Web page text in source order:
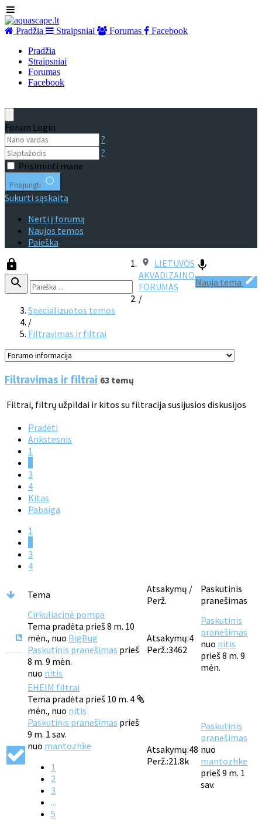
Pradžia Straipsniai Forumas
Facebook
Pradžia
Straipsniai
Forumas
Facebook
Forum Login
?
?
Prisiminti mane
Prisijungti
Sukurti sąskaitą
Nerti į forumą
Naujos temos
Paieška
Nauja tema
LIETUVOS
AKVADIZAINO
FORUMAS
/
Specializuotos temos
/
Filtravimas ir filtrai
Filtravimas ir filtrai 63 temų
Filtrai, filtrų užpildai ir kitos su filtracija susijusios diskusijos
Pradėti
Ankstesnis
1
3
4
Kitas
Pabaiga
1
3
4
Tema
Atsakymų /
Perž.
Paskutinis
pranešimas
Cirkuliacinė pompa
Tema pradėta prieš 8 m. 10
mėn., nuo BigBug
Paskutinis pranešimas prieš
8 m. 9 mėn.
nuo nitis
Atsakymų:4
Perž.:3462
Paskutinis
pranešimas
nuo nitis
prieš 8 m. 9
mėn.
EHEIM filtrai
Tema pradėta prieš 10 m. 4
mėn., nuo nitis
Paskutinis pranešimas prieš
9 m. 1 sav.
nuo mantozhke
1
2
3
...
5
Atsakymų:48
Perž.:21.8k
Paskutinis
pranešimas
nuo
mantozhke
prieš 9 m. 1
sav.